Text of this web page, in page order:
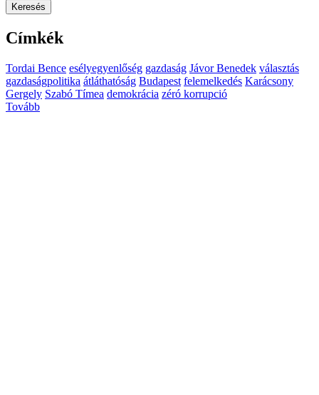
Keresés
Címkék
Tordai Bence esélyegyenlőség gazdaság Jávor Benedek választás
gazdaságpolitika átláthatóság Budapest felemelkedés Karácsony
Gergely Szabó Tímea demokrácia zéró korrupció
Tovább